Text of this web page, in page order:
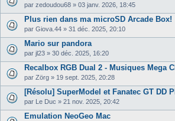
par zedoudou68 » 03 janv. 2026, 18:45
Plus rien dans ma microSD Arcade Box!
par Giova.44 » 31 déc. 2025, 20:10
Mario sur pandora
par jl23 » 30 déc. 2025, 16:20
Recalbox RGB Dual 2 - Musiques Mega
par Zörg » 19 sept. 2025, 20:28
[Résolu] SuperModel et Fanatec GT DD
par Le Duc » 21 nov. 2025, 20:42
Emulation NeoGeo Mac